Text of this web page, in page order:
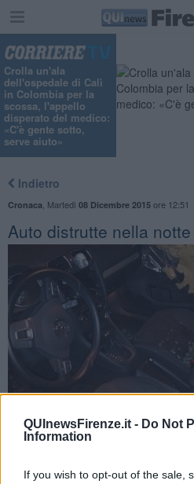
QUInewsFirenze.it - Do Not
Information
If you wish to opt-out of the sale,
Crolla un'ala
dell'ospedale di Calì
in Colombia per la
scossa, l'appello
disperato del medico:
«C'è gente sotto,
serve aiuto»
Indietro
Cronaca Martedì 08 Dicembre 2015ore 12:51
Auto distrutte nella notte
Oltre trenta macchine,
Stibbert, via dei Cappuccini e in
prese di mira da vandali